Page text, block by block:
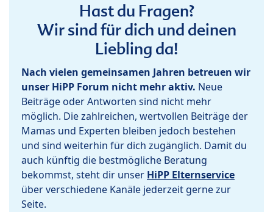
Hast du Fragen?
Wir sind für dich und deinen
Liebling da!
Nach vielen gemeinsamen Jahren betreuen wir
unser HiPP Forum nicht mehr aktiv. Neue
Beiträge oder Antworten sind nicht mehr
möglich. Die zahlreichen, wertvollen Beiträge der
Mamas und Experten bleiben jedoch bestehen
und sind weiterhin für dich zugänglich. Damit du
auch künftig die bestmögliche Beratung
bekommst, steht dir unser HiPP Elternservice
über verschiedene Kanäle jederzeit gerne zur
Seite.